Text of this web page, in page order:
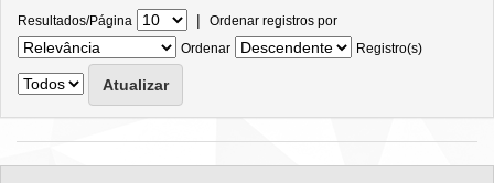
Resultados/Página | Ordenar registros por
Ordenar
Registro(s)